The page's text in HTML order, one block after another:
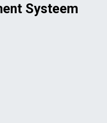
Systeem